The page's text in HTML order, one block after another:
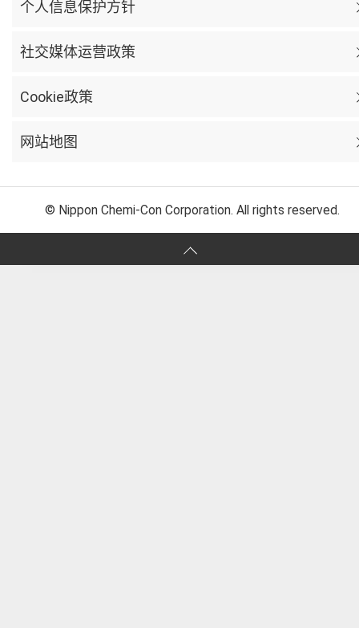
个人信息保护方针
社交媒体运营政策
Cookie政策
网站地图
© Nippon Chemi-Con Corporation. All rights reserved.